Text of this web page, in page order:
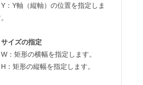
：Y軸（縦軸）の位置を指定しま
サイズの指定
：矩形の横幅を指定します。
：矩形の縦幅を指定します。